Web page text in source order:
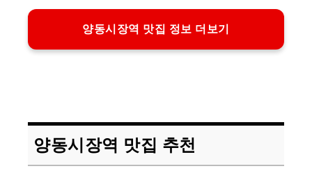
양동시장역 맛집 정보 더보기
양동시장역 맛집 추천